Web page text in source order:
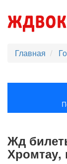
Главная
Жд
Хромтау,